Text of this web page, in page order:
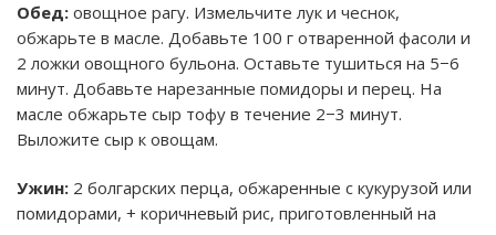
Обед: овощное рагу. Измельчите лук и чеснок,
обжарьте в масле. Добавьте 100 г отваренной фасоли и
2 ложки овощного бульона. Оставьте тушиться на 5−6
минут. Добавьте нарезанные помидоры и перец. На
масле обжарьте сыр тофу в течение 2−3 минут.
Выложите сыр к овощам.
Ужин: 2 болгарских перца, обжаренные с кукурузой или
помидорами, + коричневый рис, приготовленный на